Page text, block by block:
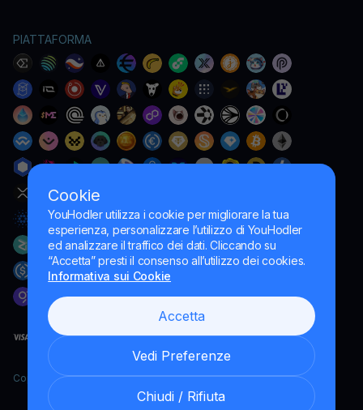
Cookie
YouHodler utilizza i cookie per migliorare la tua
esperienza, personalizzare l’utilizzo di YouHodler
ed analizzare il traffico dei dati. Cliccando su
“Accetta” presti il consenso all’utilizzo dei cookies.
Informativa sui Cookie
Accetta
Vedi Preferenze
Chiudi / Rifiuta
PIATTAFORMA
Copyright YouHodler, 2026.